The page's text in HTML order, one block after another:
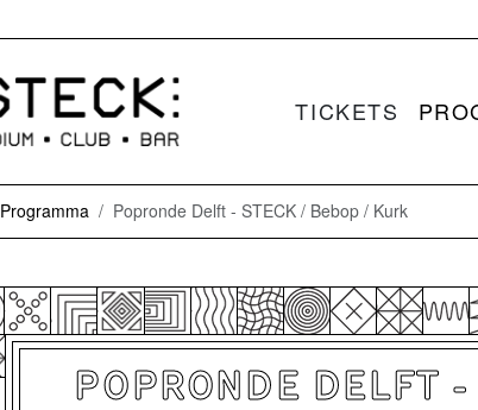
TICKETS
Programma Popronde Delft - STECK / Bebop / Kurk
POPRONDE DELFT